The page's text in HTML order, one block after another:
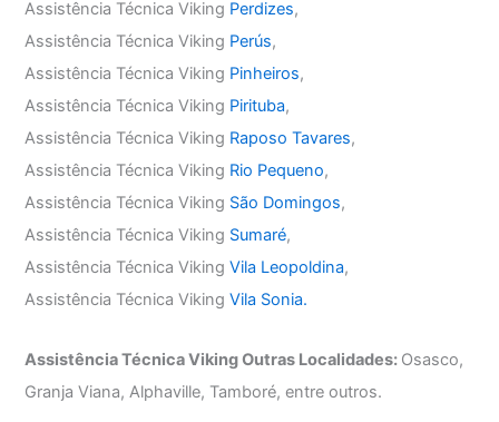
Assistência Técnica Viking Perdizes,
Assistência Técnica Viking Perús,
Assistência Técnica Viking Pinheiros,
Assistência Técnica Viking Pirituba,
Assistência Técnica Viking Raposo Tavares,
Assistência Técnica Viking Rio Pequeno,
Assistência Técnica Viking São Domingos,
Assistência Técnica Viking Sumaré,
Assistência Técnica VikingVila Leopoldina,
Assistência Técnica VikingVila Sonia.
Assistência Técnica Viking Outras Localidades: Osasco,
Granja Viana, Alphaville, Tamboré, entre outros.